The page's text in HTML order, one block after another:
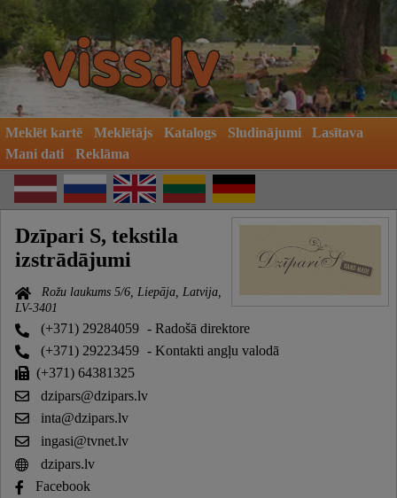
Meklēt kartē Meklētājs Katalogs Sludinājumi
Lasītava
Mani dati
Reklāma
Dzīpari S, tekstila
izstrādājumi
Rožu laukums 5/6, Liepāja, Latvija,
LV-3401
(+371) 29284059 - Radošā direktore
(+371) 29223459 - Kontakti angļu valodā
(+371) 64381325
dzipars@dzipars.lv
inta@dzipars.lv
ingasi@tvnet.lv
dzipars.lv
Facebook